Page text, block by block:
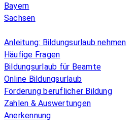
Bayern
Sachsen
Anleitung: Bildungsurlaub nehmen
Häufige Fragen
Bildungsurlaub für Beamte
Online Bildungsurlaub
Förderung beruflicher Bildung
Zahlen & Auswertungen
Anerkennung